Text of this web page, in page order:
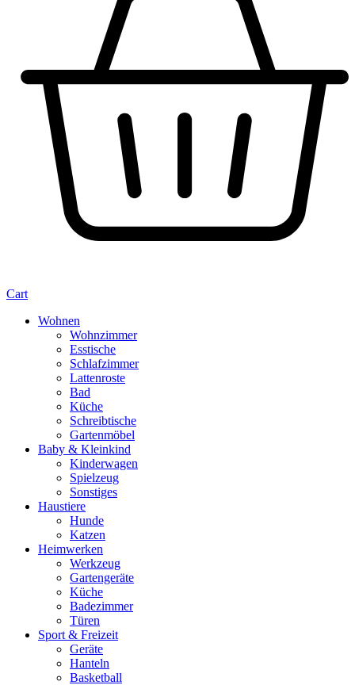
Cart
Wohnen
Wohnzimmer
Esstische
Schlafzimmer
Lattenroste
Bad
Küche
Schreibtische
Gartenmöbel
Baby & Kleinkind
Kinderwagen
Spielzeug
Sonstiges
Haustiere
Hunde
Katzen
Heimwerken
Werkzeug
Gartengeräte
Küche
Badezimmer
Türen
Sport & Freizeit
Geräte
Hanteln
Basketball